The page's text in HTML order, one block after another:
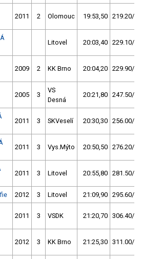
2011 2 Olomouc 19:53,50 219.20/
Litovel 20:03,40 229.10/
2009 2 KK Brno 20:04,20 229.90/
2005 3
VS
Desná
20:21,80 247.50/
2011 3 SKVeselí 20:30,30 256.00/
2011 3 Vys.Mýto 20:50,50 276.20/
2011 3 Litovel 20:55,80 281.50/
2012 3 Litovel 21:09,90 295.60/
2011 3 VSDK 21:20,70 306.40/
2012 3 KK Brno 21:25,30 311.00/